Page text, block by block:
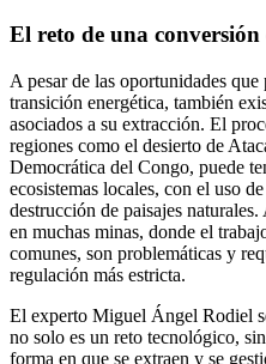
El reto de una conversión
A pesar de las oportunidades que
transición energética, también
asociados a su extracción. El
regiones como el desierto de
Democrática del Congo, puede
ecosistemas locales, con el uso
destrucción de paisajes
en muchas minas, donde el
comunes, son problemáticas y
regulación más estricta.
El experto Miguel Ángel Rodiel
no solo es un reto tecnológico,
forma en que se extraen y se